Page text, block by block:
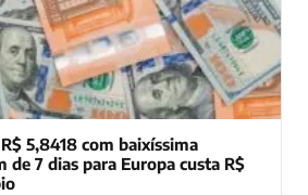
5,8418 com baixíssima
7 dias para Europa custa R$